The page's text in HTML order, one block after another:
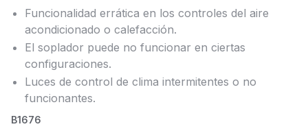
Funcionalidad errática en los controles del aire
acondicionado o calefacción.
El soplador puede no funcionar en ciertas
configuraciones.
Luces de control de clima intermitentes o no
funcionantes.
B1676